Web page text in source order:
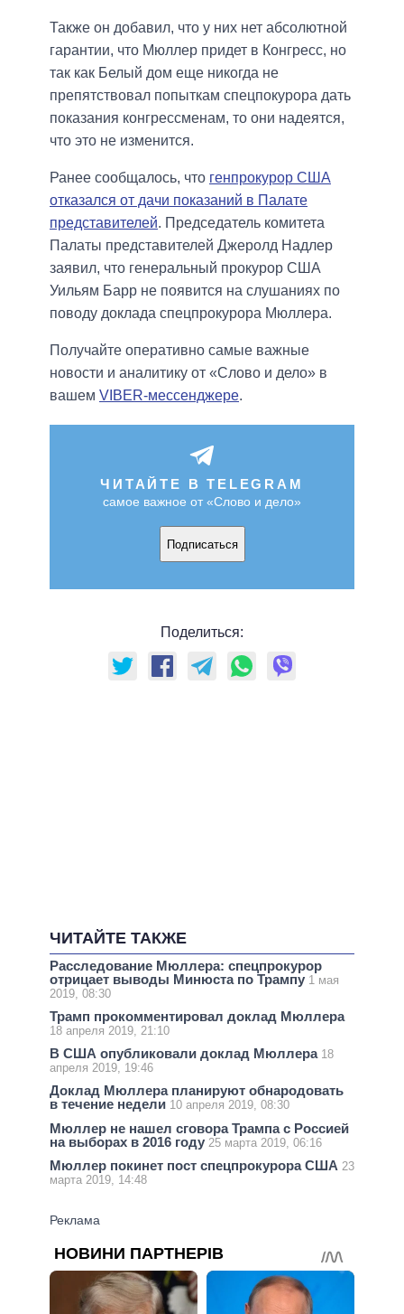
Также он добавил, что у них нет абсолютной
гарантии, что Мюллер придет в Конгресс, но
так как Белый дом еще никогда не
препятствовал попыткам спецпокурора дать
показания конгрессменам, то они надеятся,
что это не изменится.
Ранее сообщалось, что генпрокурор США
отказался от дачи показаний в Палате
представителей. Председатель комитета
Палаты представителей Джеролд Надлер
заявил, что генеральный прокурор США
Уильям Барр не появится на слушаниях по
поводу доклада спецпрокурора Мюллера.
Получайте оперативно самые важные
новости и аналитику от «Слово и дело» в
вашем VIBER-мессенджере.
ЧИТАЙТЕ В TELEGRAM
самое важное от «Слово и дело»
Подписаться
Поделиться:
ЧИТАЙТЕ ТАКЖЕ
Расследование Мюллера: спецпрокурор
отрицает выводы Минюста по Трампу 1 мая
2019, 08:30
Трамп прокомментировал доклад Мюллера
18 апреля 2019, 21:10
В США опубликовали доклад Мюллера 18
апреля 2019, 19:46
Доклад Мюллера планируют обнародовать
в течение недели 10 апреля 2019, 08:30
Мюллер не нашел сговора Трампа с Россией
на выборах в 2016 году 25 марта 2019, 06:16
Мюллер покинет пост спецпрокурора США 23
марта 2019, 14:48